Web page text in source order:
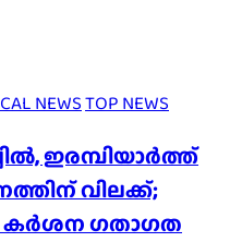
NEWSTOP NEWS
ഇരമ്പിയാര്‍ത്ത്
വിലക്ക്;
കര്‍ശന ഗതാഗത